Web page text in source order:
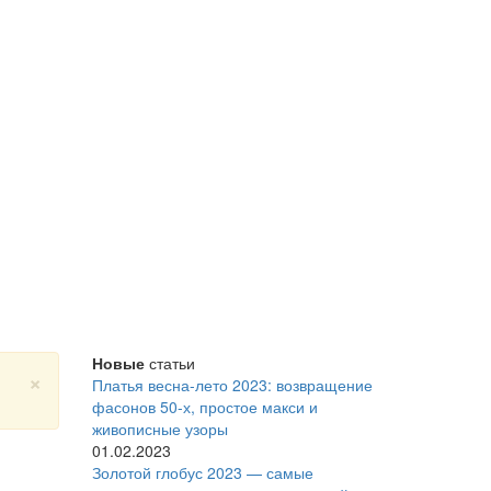
×
Новыестатьи
Платья весна-лето 2023: возвращение
фасонов 50-х, простое макси и
живописные узоры
01.02.2023
Золотой глобус 2023 — самые